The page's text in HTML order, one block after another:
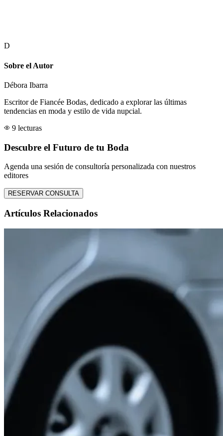
D
Sobre el Autor
Débora Ibarra
Escritor de Fiancée Bodas, dedicado a explorar las últimas
tendencias en moda y estilo de vida nupcial.
9 lecturas
Descubre el Futuro de tu Boda
Agenda una sesión de consultoría personalizada con nuestros
editores
RESERVAR CONSULTA
Artículos Relacionados